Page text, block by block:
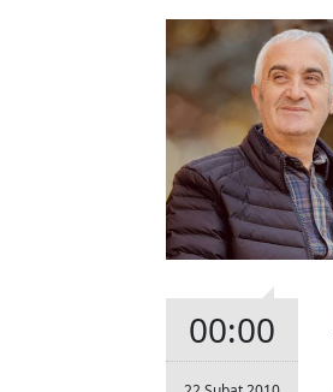
00:00